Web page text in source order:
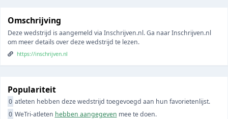
Omschrijving
Deze wedstrijd is aangemeld via Inschrijven.nl. Ga naar Inschrijven.nl
om meer details over deze wedstrijd te lezen.
https://inschrijven.nl
Populariteit
0 atleten hebben deze wedstrijd toegevoegd aan hun favorietenlijst.
0 WeTri-atleten hebben aangegeven mee te doen.